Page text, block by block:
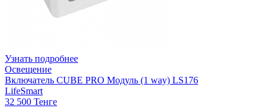
Узнать подробнее
Освещение
Включатель CUBE PRO Модуль (1 way) LS176
LifeSmart
32 500 Тенге